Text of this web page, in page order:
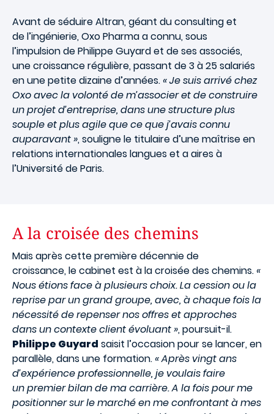
Avant de séduire Altran, géant du consulting et
de l’ingénierie, Oxo Pharma a connu, sous
l’impulsion de Philippe Guyard et de ses associés,
une croissance régulière, passant de 3 à 25 salariés
en une petite dizaine d’années.« Je suis arrivé chez
Oxo avec la volonté de m’associer et de construire
un projet d’entreprise, dans une structure plus
souple et plus agile que ce que j’avais connu
auparavant », souligne le titulaire d’une maîtrise en
relations internationales langues et a aires à
l’Université de Paris.
A la croisée des chemins
Mais après cette première décennie de
croissance, le cabinet est à la croisée des chemins.«
Nous étions face à plusieurs choix. La cession ou la
reprise par un grand groupe, avec, à chaque fois la
nécessité de repenser nos offres et approches
dans un contexte client évoluant », poursuit-il.
Philippe Guyard saisit l’occasion pour se lancer, en
parallèle, dans une formation.« Après vingt ans
d’expérience professionnelle, je voulais faire
un premier bilan de ma carrière. A la fois pour me
positionner sur le marché en me confrontant à mes